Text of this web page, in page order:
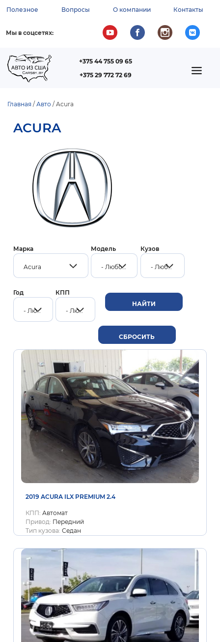
содержанию
ВСПОМОГАТЕЛЬНОЕ
МЕНЮ
Полезное Вопросы О компании Контакты
Мы в соцсетях:
+375 44 755 09 65
+375 29 772 72 69
НАВИГАЦИИ
Главная Авто Acura
ACURA
Марка
Acura
Модель
- Любой -
Кузов
- Любой -
Год
- Любой -
КПП
- Любой -
2019 ACURA ILX PREMIUM 2.4
КПП: Автомат
Привод: Передний
Тип кузова: Седан
страниц